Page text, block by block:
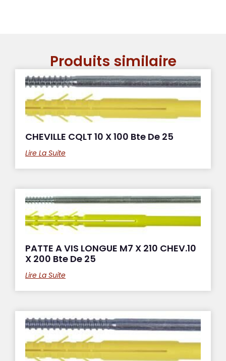
Produits similaire
CHEVILLE CQLT 10 X 100 Bte De 25
Lire La Suite
PATTE A VIS LONGUE M7 X 210 CHEV.10
X 200 Bte De 25
Lire La Suite